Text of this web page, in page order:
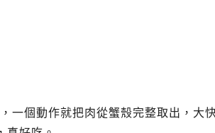
一個動作就把肉從蟹殼完整取出，大